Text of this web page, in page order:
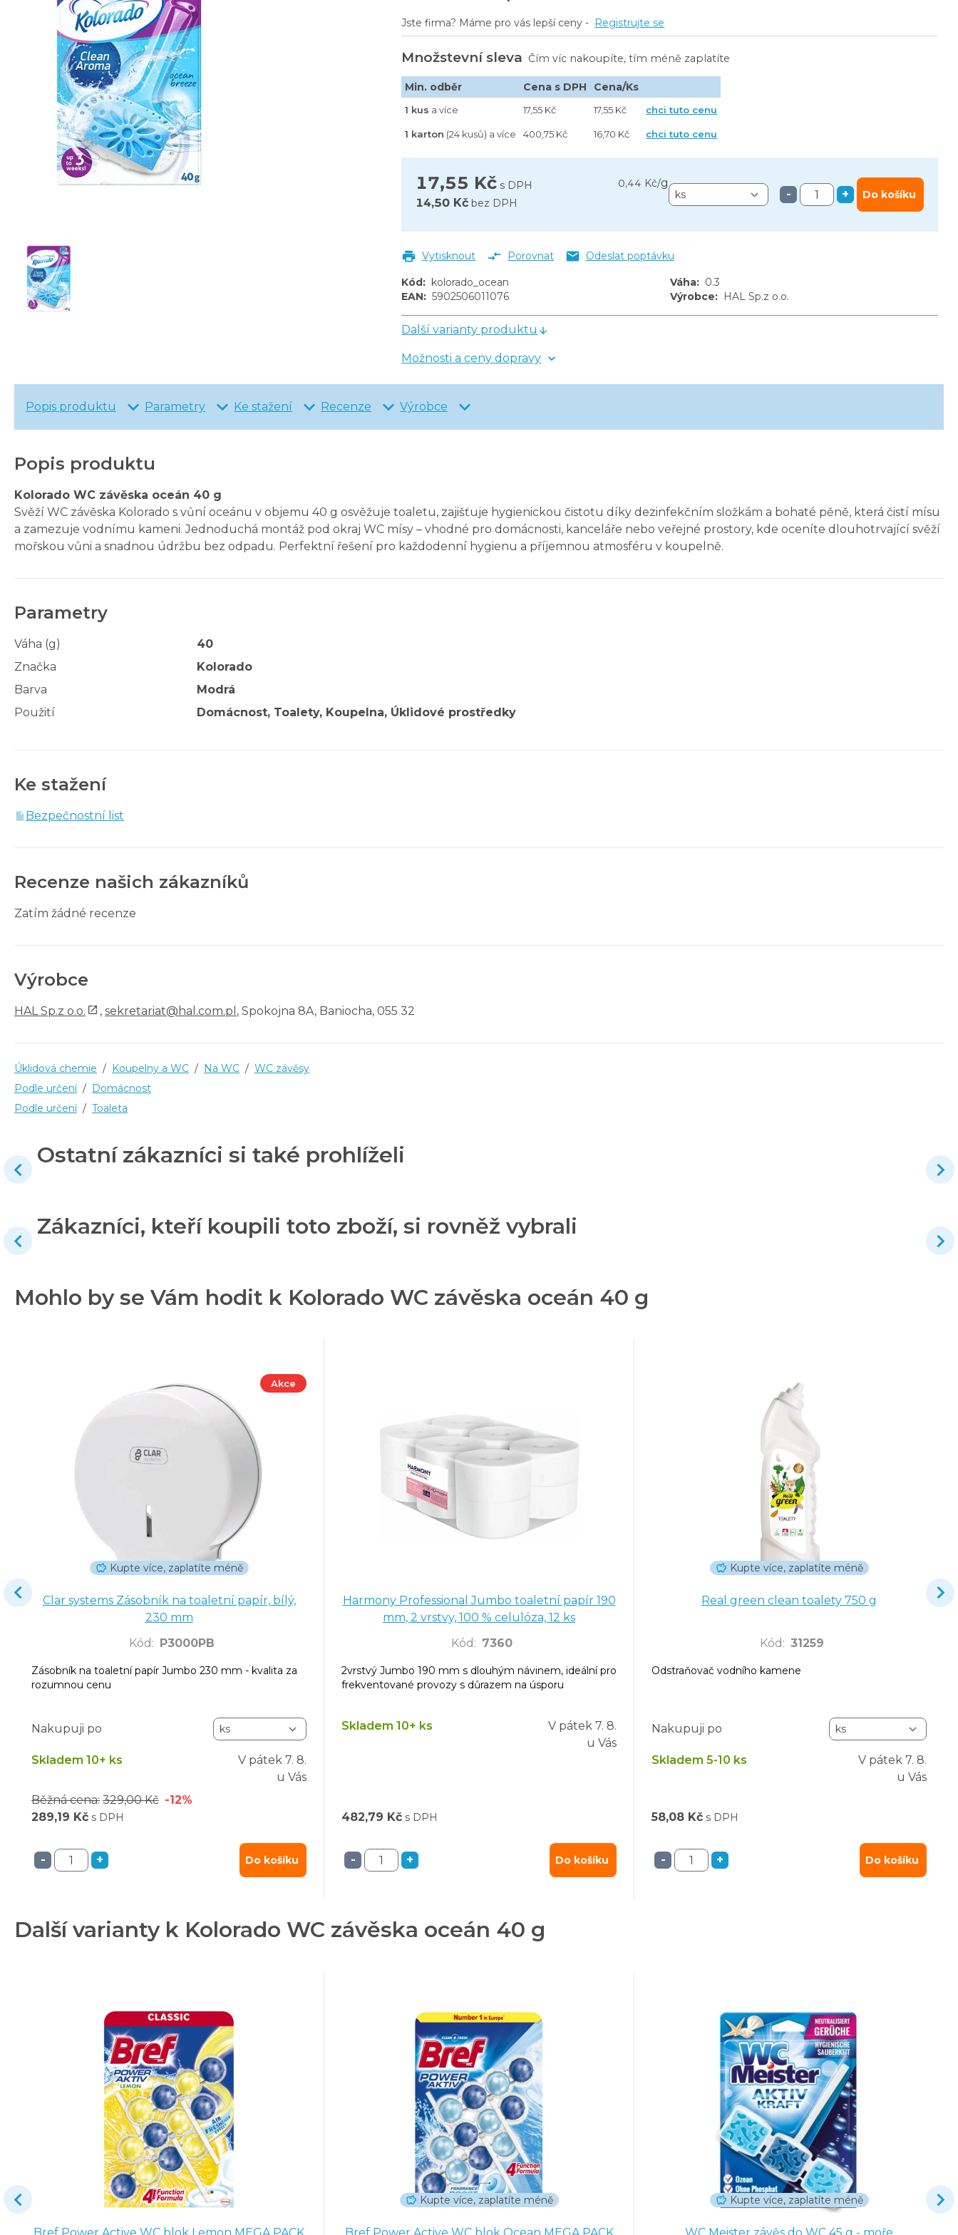
17,55 Kč s DPH 0,44 Kč/g
14,50 Kč bez DPH
- + Do košíku
Jste firma? Máme pro vás lepší ceny - Registrujte se
Množstevní sleva Čím víc nakoupíte, tím méně zaplatíte
Min. odběr Cena s DPH Cena/Ks
1 kus a více 17,55 Kč 17,55 Kč chci tuto cenu
1 karton (24 kusů) a více 400,75 Kč 16,70 Kč chci tuto cenu
Vytisknout Porovnat Odeslat poptávku
Kód: kolorado_ocean Váha: 0.3
EAN: 5902506011076 Výrobce: HAL Sp.z o.o.
Další varianty produktu
Možnosti a ceny dopravy
Popis produktu Parametry Ke stažení Recenze Výrobce
Popis produktu
Kolorado WC závěska oceán 40 g
Svěží WC závěska Kolorado s vůní oceánu v objemu 40 g osvěžuje toaletu, zajišťuje hygienickou čistotu díky dezinfekčním složkám a bohaté pěně, která čistí mísu
a zamezuje vodnímu kameni. Jednoduchá montáž pod okraj WC mísy – vhodné pro domácnosti, kanceláře nebo veřejné prostory, kde oceníte dlouhotrvající svěží
mořskou vůni a snadnou údržbu bez odpadu. Perfektní řešení pro každodenní hygienu a příjemnou atmosféru v koupelně.
Parametry
Váha (g)
40
Značka
Kolorado
Barva
Modrá
Použití
Domácnost, Toalety, Koupelna, Úklidové prostředky
Ke stažení
Bezpečnostní list
Recenze našich zákazníků
Zatím žádné recenze
Výrobce
HAL Sp.z o.o. , sekretariat@hal.com.pl , Spokojna 8A, Baniocha, 055 32
Úklidová chemie / Koupelny a WC / Na WC / WC závěsy
Podle určení / Domácnost
Podle určení / Toaleta
Ostatní zákazníci si také prohlíželi
Zákazníci, kteří koupili toto zboží, si rovněž vybrali
Mohlo by se Vám hodit k Kolorado WC závěska oceán 40 g
Akce
Kupte více, zaplatíte méně
Clar systems Zásobník na toaletní papír, bílý,
230 mm
Kód : P3000PB
Zásobník na toaletní papír Jumbo 230 mm - kvalita za
rozumnou cenu
Nakupuji po
Skladem 10+ ks V pátek 7. 8.
u Vás
Běžná cena: 329,00 Kč -12%
289,19 Kč s DPH
- + Do košíku
Harmony Professional Jumbo toaletní papír 190
mm, 2 vrstvy, 100 % celulóza, 12 ks
Kód : 7360
2vrstvý Jumbo 190 mm s dlouhým návinem, ideální pro
frekventované provozy s důrazem na úsporu
Skladem 10+ ks V pátek 7. 8.
u Vás
482,79 Kč s DPH
- + Do košíku
Kupte více, zaplatíte méně
Real green clean toalety 750 g
Kód : 31259
Odstraňovač vodního kamene
Nakupuji po
Skladem 5-10 ks V pátek 7. 8.
u Vás
58,08 Kč s DPH
- + Do košíku
Další varianty k Kolorado WC závěska oceán 40 g
Kupte více, zaplatíte méně Kupte více, zaplatíte méně